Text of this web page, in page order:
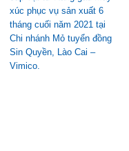
xúc phục vụ sản xuất 6
tháng cuối năm 2021 tại
Chi nhánh Mỏ tuyển đồng
Sin Quyền, Lào Cai –
Vimico.